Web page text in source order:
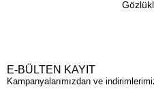
E-BÜLTEN KAYIT
Kampanyalarımızdan ve